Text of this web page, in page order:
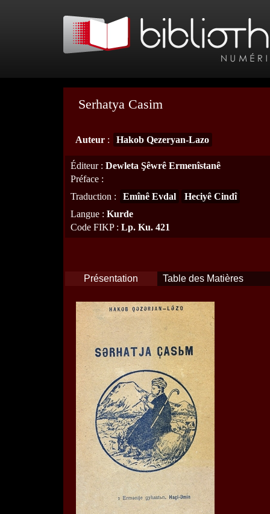
Serhatya Casim
Auteur : Hakob Qezeryan-Lazo
Éditeur: Dewleta Şêwrê Ermenîstanê
Préface :
Traduction : Emînê Evdal
Heciyê Cindî
Langue : Kurde
Code FIKP: Lp. Ku. 421
Présentation Table des Matières